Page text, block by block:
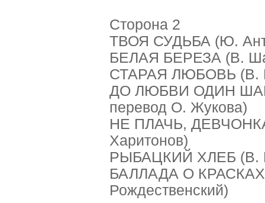
Сторона 2
ТВОЯ СУДЬБА (Ю.
БЕЛАЯ БЕРЕЗА (В.
СТАРАЯ ЛЮБОВЬ (В.
ДО ЛЮБВИ ОДИН
перевод О. Жукова)
НЕ ПЛАЧЬ,
Харитонов)
РЫБАЦКИЙ ХЛЕБ (В.
БАЛЛАДА О
Рождественский)